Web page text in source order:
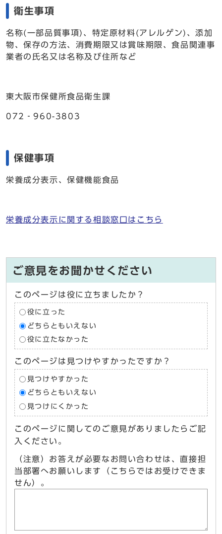
衛生事項
名称(一部品質事項)、特定原材料(アレルゲン)、添加
物、保存の方法、消費期限又は賞味期限、食品関連事
業者の氏名又は名称及び住所など
東大阪市保健所食品衛生課
072‐960-3803
保健事項
栄養成分表示、保健機能食品
栄養成分表示に関する相談窓口はこちら
ご意見をお聞かせください
このページは役に立ちましたか？
役に立った
どちらともいえない
役に立たなかった
このページは見つけやすかったですか？
見つけやすかった
どちらともいえない
見つけにくかった
このページに関してのご意見がありましたらご記
入ください。
（注意）お答えが必要なお問い合わせは、直接担
当部署へお願いします（こちらではお受けできま
せん）。